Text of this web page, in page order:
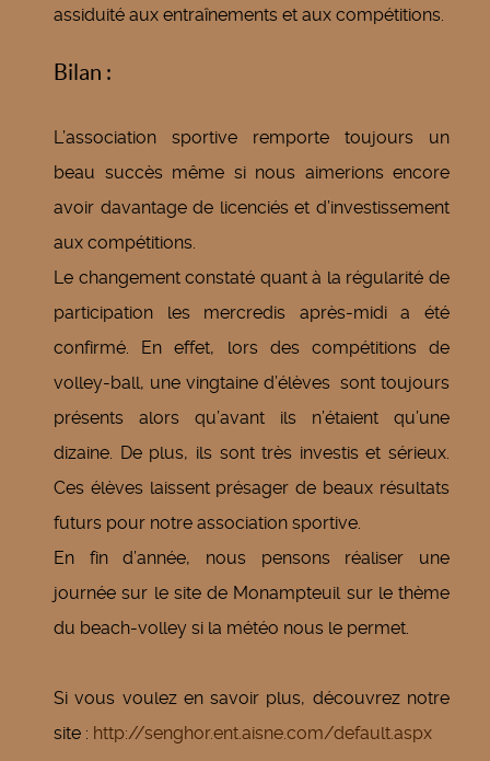
assiduité aux entraînements et aux compétitions.
Bilan :
L’association sportive remporte toujours un
beau succès même si nous aimerions encore
avoir davantage de licenciés et d’investissement
aux compétitions.
Le changement constaté quant à la régularité de
participation les mercredis après-midi a été
confirmé. En effet, lors des compétitions de
volley-ball, une vingtaine d’élèves sont toujours
présents alors qu’avant ils n’étaient qu’une
dizaine. De plus, ils sont très investis et sérieux.
Ces élèves laissent présager de beaux résultats
futurs pour notre association sportive.
En fin d’année, nous pensons réaliser une
journée sur le site de Monampteuil sur le thème
du beach-volley si la météo nous le permet.
Si vous voulez en savoir plus, découvrez notre
site : http://senghor.ent.aisne.com/default.aspx